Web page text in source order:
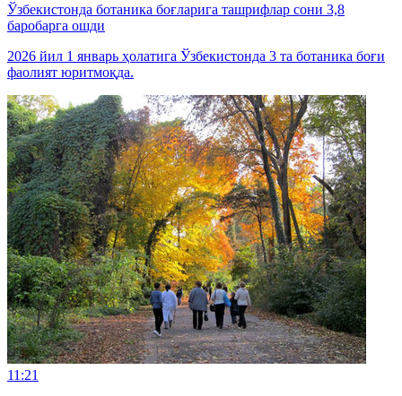
Ўзбекистонда ботаника боғларига ташрифлар сони 3,8
баробарга ошди
2026 йил 1 январь ҳолатига Ўзбекистонда 3 та ботаника боғи
фаолият юритмоқда.
11:21